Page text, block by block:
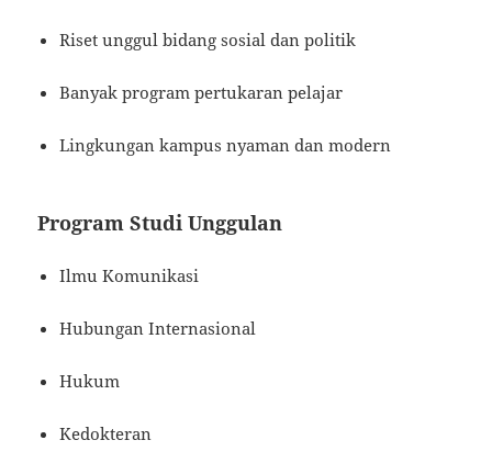
Riset unggul bidang sosial dan politik
Banyak program pertukaran pelajar
Lingkungan kampus nyaman dan modern
Program Studi Unggulan
Ilmu Komunikasi
Hubungan Internasional
Hukum
Kedokteran